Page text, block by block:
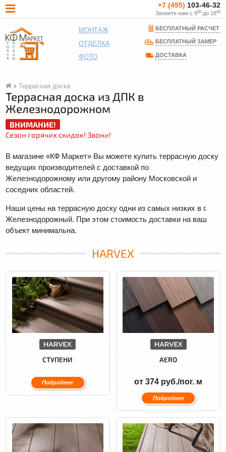
+7 (495) 103-46-32
Звоните нам с 900до 1800
МОНТАЖ
ОТДЕЛКА
ФОТО
БЕСПЛАТНЫЙ РАСЧЕТ
БЕСПЛАТНЫЙ ЗАМЕР
ДОСТАВКА
Террасная доска
Террасная доска из ДПК в
Железнодорожном
ВНИМАНИЕ!
Сезон горячих скидок! Звони!
В магазине «КФ Маркет» Вы можете купить террасную доску
ведущих производителей с доставкой по
Железнодорожному или другому району Московской и
соседних областей.
Наши цены на террасную доску одни из самых низких в г.
Железнодорожный. При этом стоимость доставки на ваш
объект минимальна.
HARVEX
СТУПЕНИ
Подробнее
AERO
от 374 руб./пог. м
Подробнее